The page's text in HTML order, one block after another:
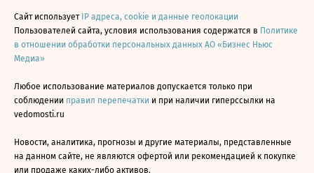
Сайт использует IP адреса, cookie и данные геолокации
Пользователей сайта, условия использования содержатся в Политике
в отношении обработки персональных данных АО «Бизнес Ньюс
Медиа»
Любое использование материалов допускается только при
соблюдении правил перепечатки и при наличии гиперссылки на
vedomosti.ru
Новости, аналитика, прогнозы и другие материалы, представленные
на данном сайте, не являются офертой или рекомендацией к покупке
или продаже каких-либо активов.